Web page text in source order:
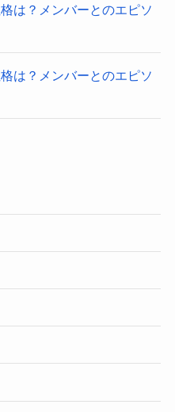
は？メンバーとのエピソ
は？メンバーとのエピソ